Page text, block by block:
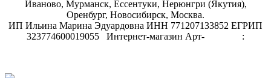
Иваново, Мурманск, Ессентуки, Нерюнгри (Якутия),
Оренбург, Новосибирск, Москва.
ИП Ильина Марина Эдуардовна ИНН 771207133852 ЕГРИП
323774600019055
Интернет-магазин Арт-
: